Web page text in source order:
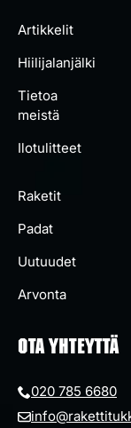
Artikkelit
Hiilijalanjälki
Tietoa
meistä
Ilotulitteet
Raketit
Padat
Uutuudet
Arvonta
OTA YHTEYTTÄ
020 785 6680